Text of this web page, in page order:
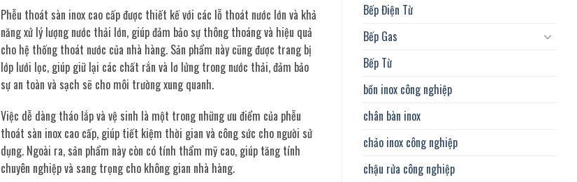
Bếp Điện Từ
Bếp Gas
Bếp Từ
bồn inox công nghiệp
chân bàn inox
chảo inox công nghiệp
chậu rửa công nghiệp
Phễu thoát sàn inox cao cấp được thiết kế với các lỗ thoát nước lớn và khả
năng xử lý lượng nước thải lớn, giúp đảm bảo sự thông thoáng và hiệu quả
cho hệ thống thoát nước của nhà hàng. Sản phẩm này cũng được trang bị
lớp lưới lọc, giúp giữ lại các chất rắn và lơ lửng trong nước thải, đảm bảo
sự an toàn và sạch sẽ cho môi trường xung quanh.
Việc dễ dàng tháo lắp và vệ sinh là một trong những ưu điểm của phễu
thoát sàn inox cao cấp, giúp tiết kiệm thời gian và công sức cho người sử
dụng. Ngoài ra, sản phẩm này còn có tính thẩm mỹ cao, giúp tăng tính
chuyên nghiệp và sang trọng cho không gian nhà hàng.